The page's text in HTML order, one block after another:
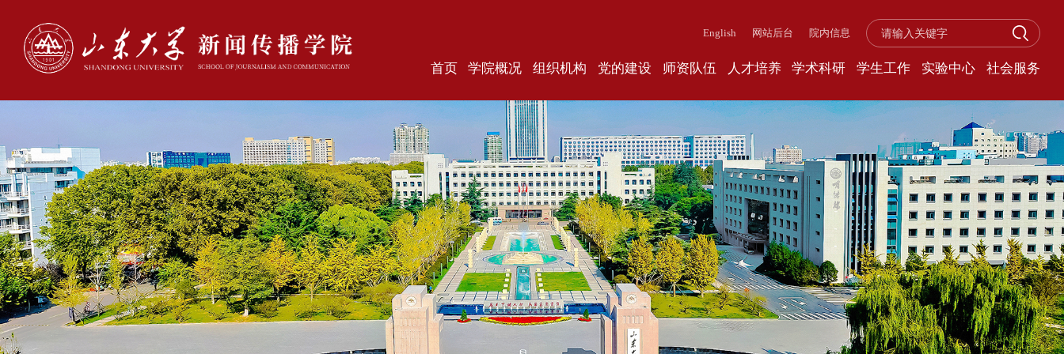
English 网站后台 院内信息
首页 学院概况 组织机构 党的建设 师资队伍 人才培养 学术科研 学生工作 实验中心 社会服务